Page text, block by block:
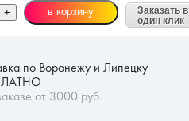
Заказать в
один клик
по Воронежу и Липецку
от 3000 руб.